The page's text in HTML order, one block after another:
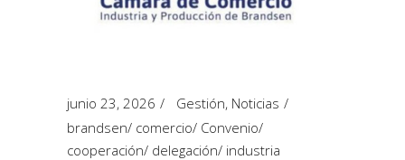
junio 23, 2026 Gestión, Noticias
brandsen/ comercio/ Convenio/
cooperación/ delegación/ industria